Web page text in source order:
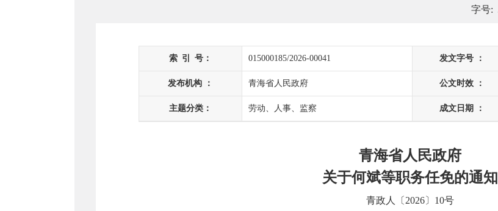
字号:
索 引 号： 015000185/2026-00041 发文字号 ：
发布机构 ： 青海省人民政府 公文时效 ：
主题分类： 劳动、人事、监察 成文日期 ：
青海省人民政府
关于何斌等职务任免的通知
青政人〔2026〕10号